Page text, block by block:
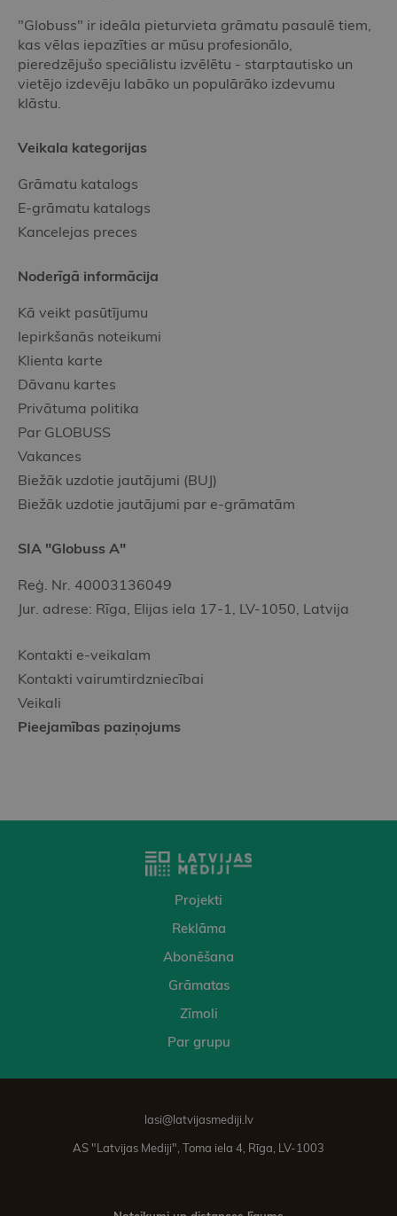
"Globuss" ir ideāla pieturvieta grāmatu pasaulē tiem,
kas vēlas iepazīties ar mūsu profesionālo,
pieredzējušo speciālistu izvēlētu - starptautisko un
vietējo izdevēju labāko un populārāko izdevumu
klāstu.
Veikala kategorijas
Grāmatu katalogs
E-grāmatu katalogs
Kancelejas preces
Noderīgā informācija
Kā veikt pasūtījumu
Iepirkšanās noteikumi
Klienta karte
Dāvanu kartes
Privātuma politika
Par GLOBUSS
Vakances
Biežāk uzdotie jautājumi (BUJ)
Biežāk uzdotie jautājumi par e-grāmatām
SIA "Globuss A"
Reģ. Nr. 40003136049
Jur. adrese: Rīga, Elijas iela 17-1, LV-1050, Latvija
Kontakti e-veikalam
Kontakti vairumtirdzniecībai
Veikali
Pieejamības paziņojums
Projekti
Reklāma
Abonēšana
Grāmatas
Zīmoli
Par grupu
lasi@latvijasmediji.lv
AS "Latvijas Mediji", Toma iela 4, Rīga, LV-1003